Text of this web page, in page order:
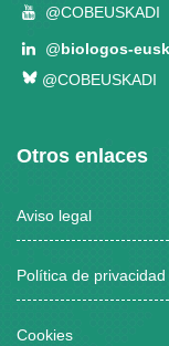
@COBEUSKADI
@biologos-
@COBEUSKADI
Otros enlaces
Aviso legal
Política de privacidad
Cookies